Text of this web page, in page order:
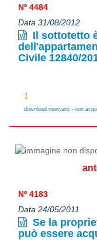
Nº 4484
Data 31/08/2012
Il sottotetto
Civile 12840/
download riservato - non
Nº 4183
Data 24/05/2011
Se la
può essere